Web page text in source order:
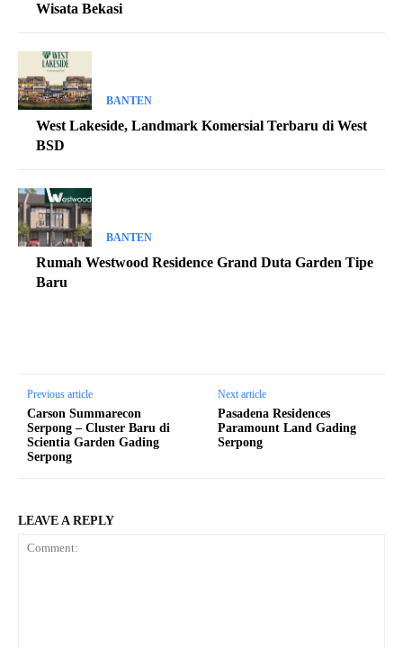
Wisata Bekasi
BANTEN
West Lakeside, Landmark Komersial Terbaru di West
BSD
BANTEN
Rumah Westwood Residence Grand Duta Garden Tipe
Baru
Previous article
Carson Summarecon
Serpong – Cluster Baru di
Scientia Garden Gading
Serpong
Next article
Pasadena Residences
Paramount Land Gading
Serpong
LEAVE A REPLY